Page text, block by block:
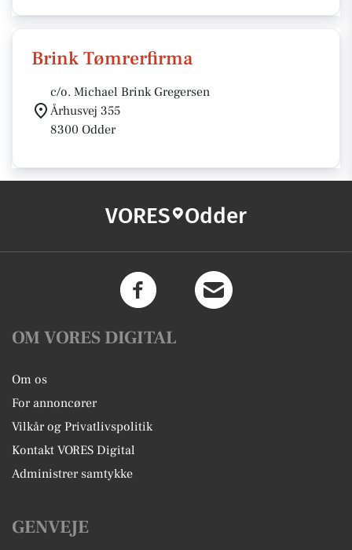
Brink Tømrerfirma
c/o. Michael Brink Gregersen
Århusvej 355
8300 Odder
VORES Odder
OM VORES DIGITAL
Om os
For annoncører
Vilkår og Privatlivspolitik
Kontakt VORES Digital
Administrer samtykke
GENVEJE